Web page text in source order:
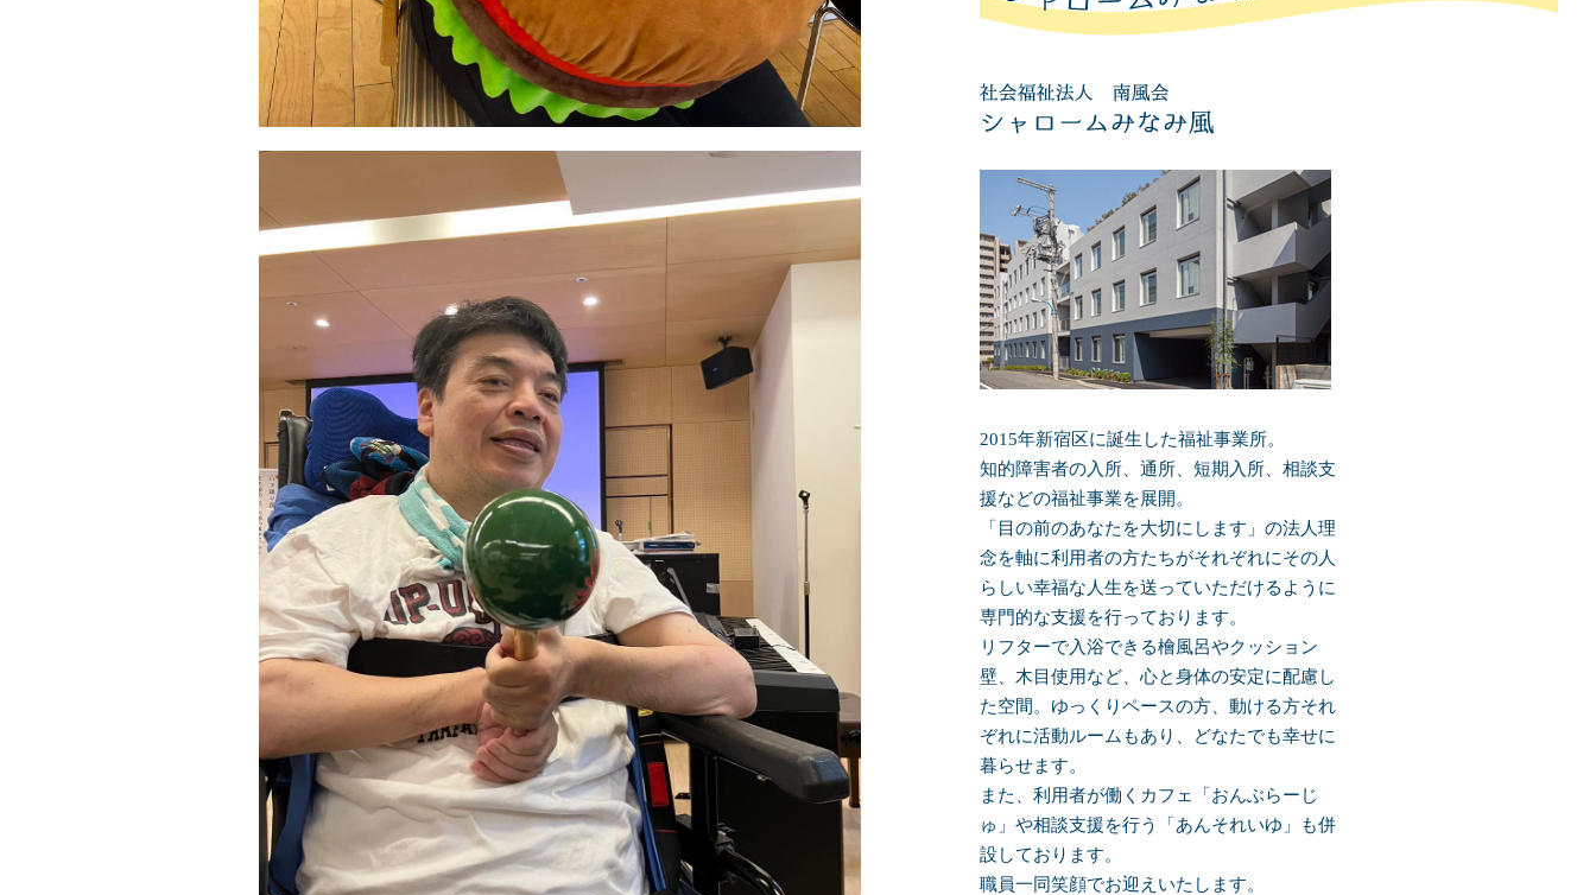
2015年新宿区に誕生した福祉事業所。
知的障害者の入所、通所、短期入所、相談支
援などの福祉事業を展開。
「目の前のあなたを大切にします」の法人理
念を軸に利用者の方たちがそれぞれにその人
らしい幸福な人生を送っていただけるように
専門的な支援を行っております。
リフターで入浴できる檜風呂やクッション
壁、木目使用など、心と身体の安定に配慮し
た空間。ゆっくりペースの方、動ける方それ
ぞれに活動ルームもあり、どなたでも幸せに
暮らせます。
また、利用者が働くカフェ「おんぶらーじ
ゅ」や相談支援を行う「あんそれいゆ」も併
設しております。
職員一同笑顔でお迎えいたします。